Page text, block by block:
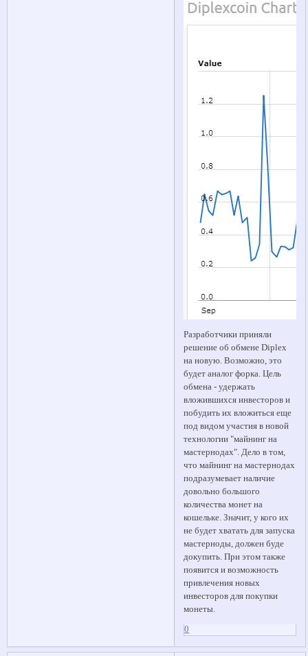
Разработчики приняли
решение об обмене Diplex
на новую. Возможно, это
будет аналог форка. Цель
обмена - удержать
вложившихся инвесторов и
побудить их вложиться еще
под видом участия в новой
технологии "майнинг на
мастернодах". Дело в том,
что майнинг на мастернодах
подразумевает наличие
довольно большого
количества монет на
кошельке. Значит, у кого их
не будет хватать для запуска
мастерноды, должен буде
докупить. При этом также
появится и возможность
привлечения новых
инвесторов для покупки
монеты.
0